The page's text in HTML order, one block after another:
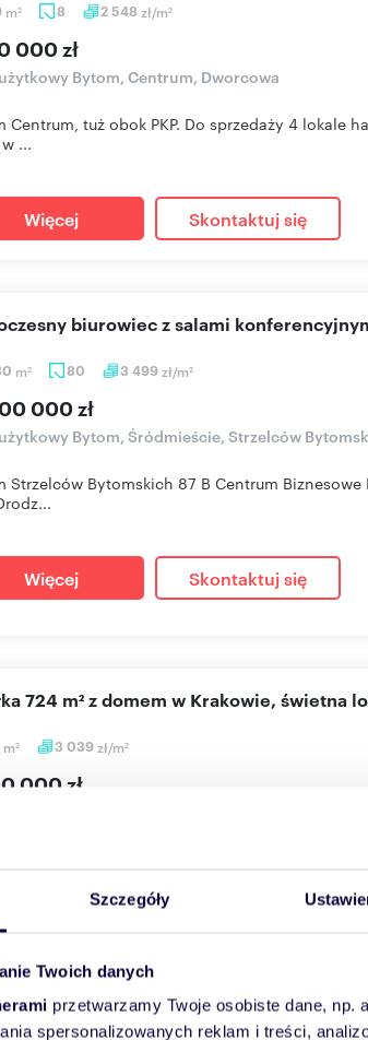
Szczegóły
Twoich danych
przetwarzamy Twoje osobiste dane, np.
spersonalizowanych reklam i treści,
m2 8 2 548 zł/m2
000 zł
Bytom, Centrum, Dworcowa
Centrum, tuż obok PKP. Do sprzedaży 4 lokale
...
Więcej Skontaktuj się
m2 80 3 499zł/m2
biurowiec z salami
000 zł
Bytom, Śródmieście, Strzelców
Strzelców Bytomskich 87 B Centrum
Więcej Skontaktuj się
m2 3 039zł/m2
724 m² z domem w Krakowie, świetna
000 zł
nieruchomości DKB INVEST oferuje na